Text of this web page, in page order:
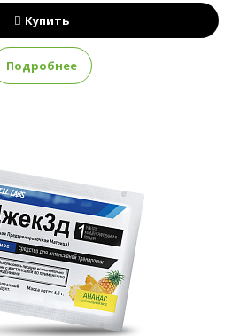
Купить
Подробнее